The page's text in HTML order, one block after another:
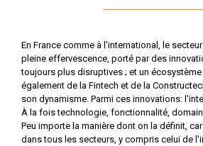
En France comme à l'international, le
pleine effervescence, porté par des
toujours plus disruptives ; et un
également de la Fintech et de la
son dynamisme. Parmi ces innovations:
À la fois technologie, fonctionnalité,
Peu importe la manière dont on la définit,
dans tous les secteurs, y compris celui de